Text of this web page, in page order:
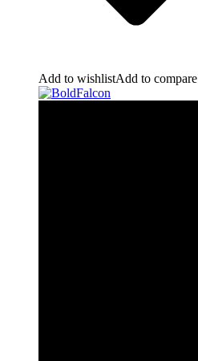
Add to wishlistAdd to compare